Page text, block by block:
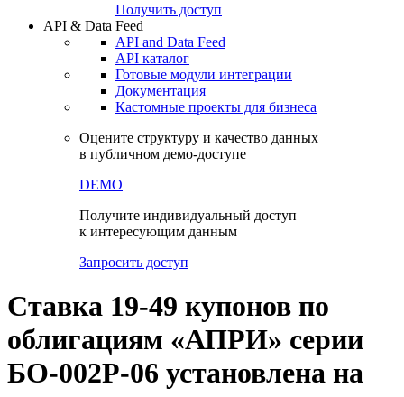
Получить доступ
API & Data Feed
API and Data Feed
API каталог
Готовые модули интеграции
Документация
Кастомные проекты для бизнеса
Оцените структуру и качество данных
в публичном демо-доступе
DEMO
Получите индивидуальный доступ
к интересующим данным
Запросить доступ
Ставка 19-49 купонов по
облигациям «АПРИ» серии
БО-002Р-06 установлена на